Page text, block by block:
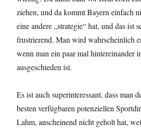
ziehen, und da kommt Bayern einfach
eine andere „strategie“ hat, und das ist
frustrierend. Man wird wahrscheinlich
wenn man ein paar mal hintereinander
ausgeschieden ist.
Es ist auch superinteressant, dass man
besten verfügbaren potenziellen
Lahm, anscheinend nicht geholt hat,